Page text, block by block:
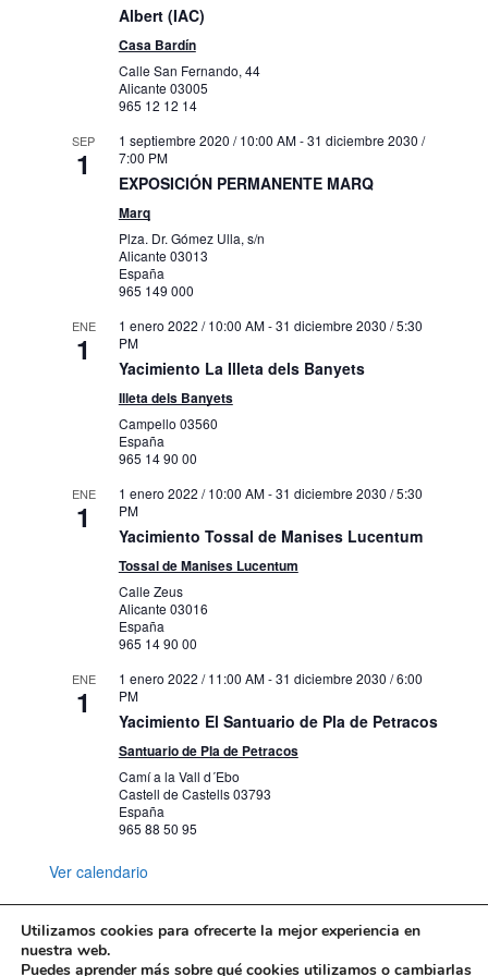
AGO
7
TORRE ALMOHADE DE ALMUDAINA
1 febrero 2022 / 10:00 AM
2030 / 1:00 PM
l'Abadia, Almudaina
AGO
7
Muboma
1 febrero 2022 / 10:00 AM-31 diciembre
Muboma
7
colección a la luz
2030 / 8:00 PM
Mubag
AGO
7
Del trazo neoclásico al espíritu
17 enero 2024 / 10:00 AM
Mubag Carrer Gravina, 13, 15, Alacant
AGO
7
VISITAS GUIADAS A
GRUPOS/PUBLICACIONES DIGITALES
DEL MUBAG
1 febrero 2024
Mubag Carrer Gravina, 13, 15, Alacant
AGO
7
Abstracción geométrica. Pioneros del
ilusionismo óptico en la colección
1 febrero 2024 / 10:00 AM- 31 diciembre
2030 / 8:00 PM
Mubag
AGO
La Cova de L’Or de Beniarrés MARQ
Sierra del Benicadell Beniarrés
Albert (IAC)
Casa Bardín
Calle San Fernando, 44
Alicante 03005
965 12 12 14
SEP
1
1 septiembre 2020 / 10:00 AM-31 diciembre 2030 /
7:00 PM
EXPOSICIÓN PERMANENTE MARQ
Marq
Plza. Dr. Gómez Ulla, s/n
Alicante 03013
España
965 149 000
ENE
1
1 enero 2022 / 10:00 AM-31 diciembre 2030 / 5:30
PM
Yacimiento La Illeta dels Banyets
Illeta dels Banyets
Campello 03560
España
965 14 90 00
ENE
1
1 enero 2022 / 10:00 AM-31 diciembre 2030 / 5:30
PM
Yacimiento Tossal de Manises Lucentum
Tossal de Manises Lucentum
Calle Zeus
Alicante 03016
España
965 14 90 00
ENE
1
1 enero 2022 / 11:00 AM-31 diciembre 2030 / 6:00
PM
Yacimiento El Santuario de Pla de Petracos
Santuario de Pla de Petracos
Camí a la Vall d´Ebo
Castell de Castells03793
España
965 88 50 95
Ver calendario
Utilizamos cookies para ofrecerte la mejor experiencia en
nuestra web.
Puedes aprender más sobre qué cookies utilizamos o cambiarlas